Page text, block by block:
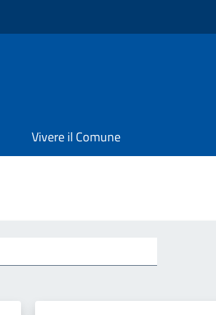
Vivere il Comune